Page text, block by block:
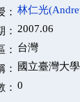
： 林仁光
： 2007.06
： 台灣
：
國立臺灣大
0